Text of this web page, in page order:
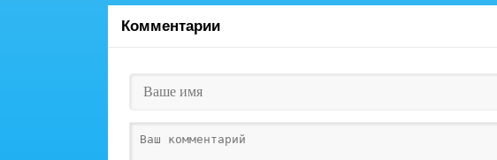
Комментарии